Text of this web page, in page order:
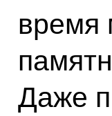
время
Даже